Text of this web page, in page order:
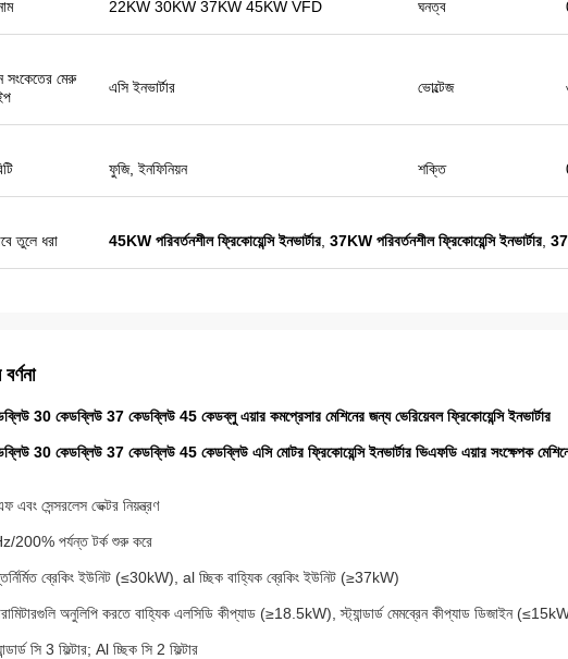
Veikong সোলার পাম্প বৈদ্যুতিন সংকেতের মেরু বদল
সত্যিই খুব ভাল মানের এবং আমরা প্রদর্শনীর জন্য কিছু
যাচ্ছি। গত বছর শুধুমাত্র একজন স্থানীয় এজেন্ট ছিল এবং
এই বছর 8 এর বেশি।
22KW 30KW 37KW 45KW VFD ঘনত্ব
সংকেতের মেরু
এসি ইনভার্টার ভোল্টেজ
ফুজি, ইনফিনিয়ন শক্তি
তুলে ধরা 45KW পরিবর্তনশীল ফ্রিকোয়েন্সি ইনভার্টার, 37KW পরিবর্তনশীল ফ্রিকোয়েন্সি ইনভার্টার,
30 কেডব্লিউ 37 কেডব্লিউ 45 কেডব্লু এয়ার কমপ্রেসার মেশিনের জন্য ভেরিয়েবল ফ্রিকোয়েন্সি ইনভার্টার
30 কেডব্লিউ 37 কেডব্লিউ 45 কেডব্লিউ এসি মোটর ফ্রিকোয়েন্সি ইনভার্টার ভিএফডি এয়ার সংক্ষেপক
এবং সেন্সরলেস ভেক্টর নিয়ন্ত্রণ
200% পর্যন্ত টর্ক শুরু করে
ব্রেকিং ইউনিট (≤30kW), al চ্ছিক বাহ্যিক ব্রেকিং ইউনিট (≥37kW)
অনুলিপি করতে বাহ্যিক এলসিডি কীপ্যাড (≥18.5kW), স্ট্যান্ডার্ড মেমব্রেন কীপ্যাড ডিজাইন
সি 3 ফিল্টার; Al চ্ছিক সি 2 ফিল্টার